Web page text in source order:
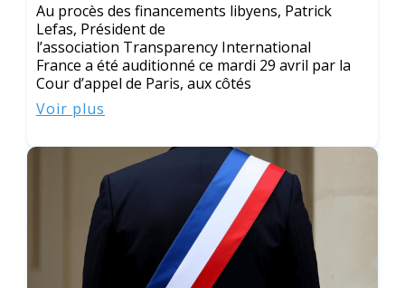
Au procès des financements libyens, Patrick
Lefas, Président de
l’association Transparency International
France a été auditionné ce mardi 29 avril par la
Cour d’appel de Paris, aux côtés
Voir plus